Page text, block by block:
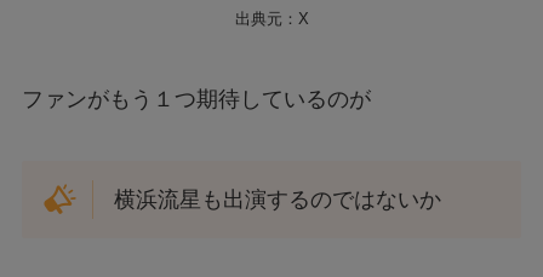
出典元：X
ファンがもう１つ期待しているのが
横浜流星も出演するのではないか